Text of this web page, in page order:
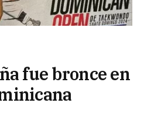
fue bronce en